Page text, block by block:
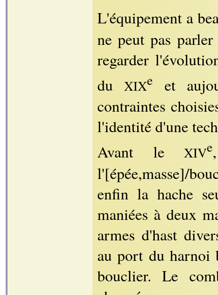
L'équipement a
ne peut pas
regarder
duXIXe
et
contraintes
l'identité d'une
Avant le XIVe
l'[épée,masse]/
enfin la hache
maniées à deux
armes d'hast
au port du harnoi
bouclier. Le